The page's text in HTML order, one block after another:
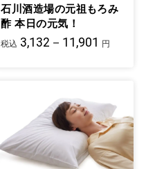
石川酒造場の元祖もろみ
酢 本日の元気！
税込 3,132－11,901 円